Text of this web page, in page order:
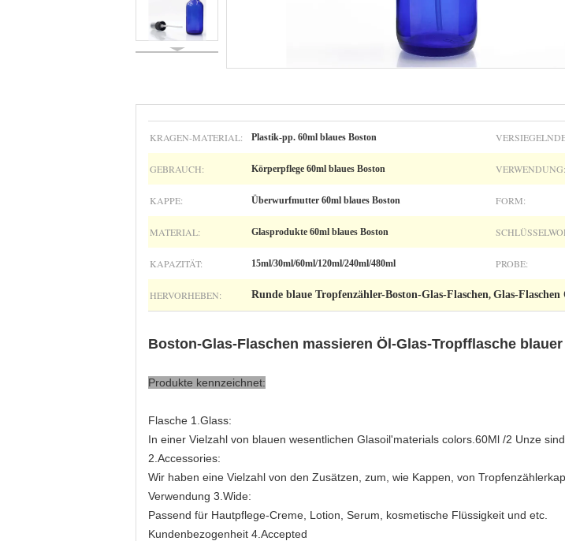
KRAGEN-MATERIAL: Plastik-pp. 60ml blaues Boston
GEBRAUCH: Körperpflege 60ml blaues Boston VERWENDUNG:
KAPPE: Überwurfmutter 60ml blaues Boston FORM:
MATERIAL: Glasprodukte 60ml blaues Boston
KAPAZITÄT: 15ml/30ml/60ml/120ml/240ml/480ml PROBE:
HERVORHEBEN: Runde blaue Tropfenzähler-Boston-Glas-Flaschen, Glas-
Boston-Glas-Flaschen massieren Öl-Glas-Tropfflasche blauer
Produkte kennzeichnet:
Flasche 1.Glass:
In einer Vielzahl von blauen wesentlichen Glasoil'materials colors.60Ml /2 Unze
2.Accessories:
Wir haben eine Vielzahl von den Zusätzen, zum, wie Kappen, von
Verwendung 3.Wide:
Passend für Hautpflege-Creme, Lotion, Serum, kosmetische Flüssigkeit und etc.
Kundenbezogenheit 4.Accepted